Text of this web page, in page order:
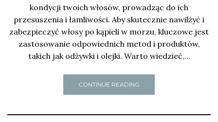
kondycji twoich włosów, prowadząc do ich
przesuszenia i łamliwości. Aby skutecznie nawilżyć i
zabezpieczyć włosy po kąpieli w morzu, kluczowe jest
zastosowanie odpowiednich metod i produktów,
takich jak odżywki i olejki. Warto wiedzieć,…
CONTINUE READING